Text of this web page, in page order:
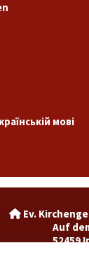
мові
Ev.
Auf
52459